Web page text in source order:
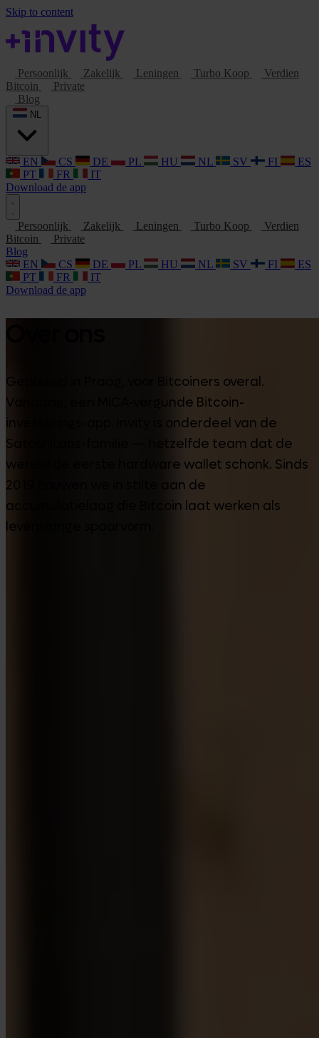
Skip to content
Persoonlijk Zakelijk Leningen Turbo Koop
Verdien
Bitcoin
Private
Blog
EN CS DE PL HU NL SV FI
ES
PT
FR
IT
Download de app
Persoonlijk Zakelijk Leningen Turbo Koop
Verdien
Bitcoin
Private
Blog
EN
CS DE PL HU NL SV FI
ES
PT
FR
IT
Download de app
Gebouwd in Praag, voor Bitcoiners overal.
Vandaag, een MiCA-vergunde Bitcoin-
investerings-app. Invity is onderdeel van de
SatoshiLabs-familie — hetzelfde team dat de
wereld de eerste hardware wallet schonk. Sinds
2019 bouwen we in stilte aan de
accumulatielaag die Bitcoin laat werken als
levenslange spaarvorm.